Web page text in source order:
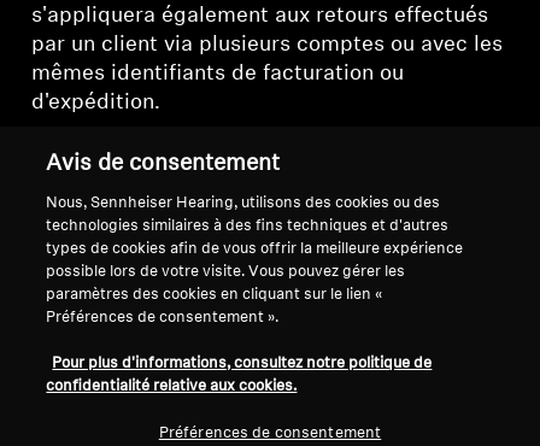
s'appliquera également aux retours effectués
par un client via plusieurs comptes ou avec les
mêmes identifiants de facturation ou
d'expédition.
Support
Retour en haut
Mentions légales
Se rétracter du contrat
Avis de consentement
Nous, Sennheiser Hearing, utilisons des cookies ou des
technologies similaires à des fins techniques et d'autres
types de cookies afin de vous offrir la meilleure expérience
possible lors de votre visite. Vous pouvez gérer les
paramètres des cookies en cliquant sur le lien «
Préférences de consentement ».
Pour plus d'informations, consultez notre politique de
confidentialité relative aux cookies.
Préférences de consentement